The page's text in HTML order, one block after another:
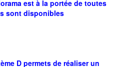
est à la portée de toutes
sont disponibles
D permets de réaliser un